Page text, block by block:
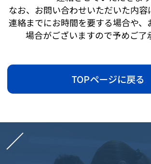
なお、お問い合わせいただいた内容
連絡までにお時間を要する場合や、
場合がございますので予めご了
TOPページに戻る